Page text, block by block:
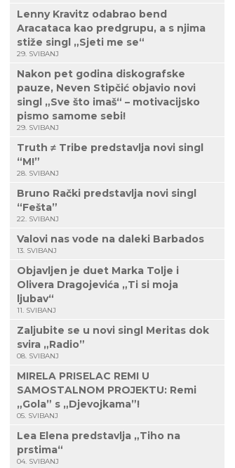
Lenny Kravitz odabrao bend
Aracataca kao predgrupu, a s njima
stiže singl „Sjeti me se“
29. SVIBANJ
Nakon pet godina diskografske
pauze, Neven Stipčić objavio novi
singl „Sve što imaš“ – motivacijsko
pismo samome sebi!
29. SVIBANJ
Truth ≠ Tribe predstavlja novi singl
“M!”
28. SVIBANJ
Bruno Rački predstavlja novi singl
“Fešta”
22. SVIBANJ
Valovi nas vode na daleki Barbados
13. SVIBANJ
Objavljen je duet Marka Tolje i
Olivera Dragojevića „Ti si moja
ljubav“
11. SVIBANJ
Zaljubite se u novi singl Meritas dok
svira „Radio”
08. SVIBANJ
MIRELA PRISELAC REMI U
SAMOSTALNOM PROJEKTU: Remi
„Gola” s „Djevojkama”!
05. SVIBANJ
Lea Elena predstavlja „Tiho na
prstima“
04. SVIBANJ